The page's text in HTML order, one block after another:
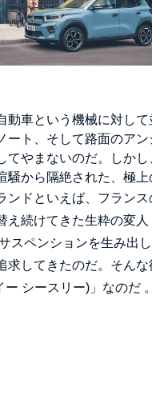
動車という機械に対し
ート、そして路面のア
てやまないのだ。しか
騒から隔絶された、極
ンドといえば、フラン
え続けてきた生粋の変
スペンションを生み出
求してきたのだ。そん
ー シースリー)」なのだ